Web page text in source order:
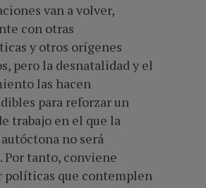
van a volver,
con otras
y otros orígenes
pero la desnatalidad y el
las hacen
para reforzar un
trabajo en el que la
no será
Por tanto, conviene
políticas que contemplen